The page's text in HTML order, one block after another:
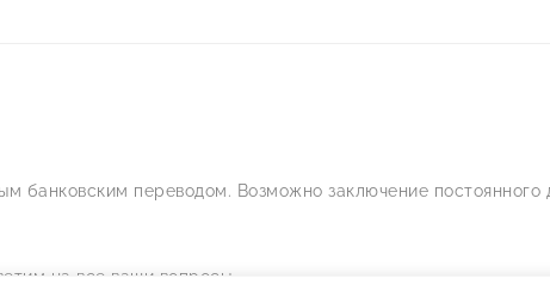
банковским переводом. Возможно заключение постоянного
на все ваши вопросы